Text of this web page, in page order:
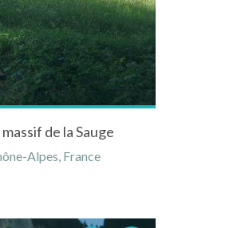
de la Sauge
Alpes, France